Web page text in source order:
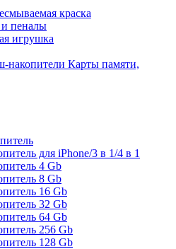
краска
пеналы
игрушка
Карты памяти,
для iPhone/3 в 1/4 в 1
4 Gb
8 Gb
16 Gb
32 Gb
64 Gb
256 Gb
128 Gb